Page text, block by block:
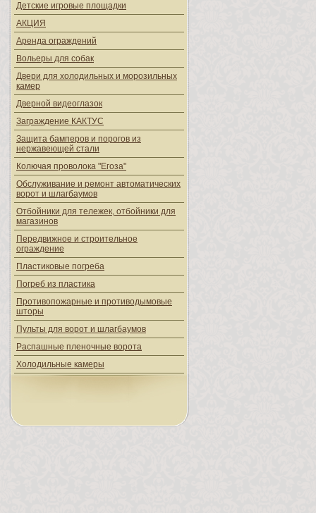
Детские игровые площадки
АКЦИЯ
Аренда ограждений
Вольеры для собак
Двери для холодильных и морозильных
камер
Дверной видеоглазок
Заграждение КАКТУС
Защита бамперов и порогов из
нержавеющей стали
Колючая проволока "Егоза"
Обслуживание и ремонт автоматических
ворот и шлагбаумов
Отбойники для тележек, отбойники для
магазинов
Передвижное и строительное
ограждение
Пластиковые погреба
Погреб из пластика
Противопожарные и противодымовые
шторы
Пульты для ворот и шлагбаумов
Распашные пленочные ворота
Холодильные камеры